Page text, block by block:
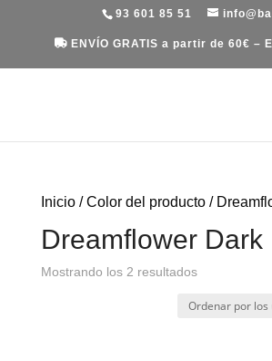
93 601 85 51
ENVÍO GRATIS a partir de 60€ –
Inicio/ Color del producto /
Dreamflower Dark
Mostrando los 2 resultadosOrdenado
los